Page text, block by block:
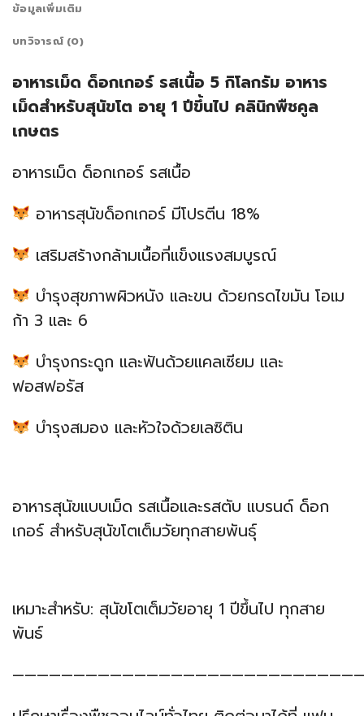
ข้อมูลเพิ่มเติม
บทวิจารณ์ (0)
อาหารเม็ด ด็อกเกอร์ รสเนื้อ 5 กิโลกรัม อาหาร
เม็ดสำหรับสุนัขโต อายุ 1 ปีขึ้นไป คลินิกพืชคูล
เกษตร
อาหารเม็ด ด็อกเกอร์ รสเนื้อ
อาหารสุนัขด็อกเกอร์ มีโปรตีน 18%
เสริมสร้างกล้ามเนื้อที่แข็งแรงสมบูรณ์
บำรุงสุขภาพผิวหนัง และขน ด้วยกรดไขมัน โอเม
ก้า 3 และ 6
บำรุงกระดูก และฟันด้วยแคลเซียม และ
ฟอสฟอรัส
บำรุงสมอง และหัวใจด้วยเลซิติน
อาหารสุนัขแบบเม็ด รสเนื้อและรสตับ แบรนด์ ด็อก
เกอร์ สำหรับสุนัขโตเต็มวัยทุกสายพันธุ์
เหมาะสำหรับ: สุนัขโตเต็มวัยอายุ 1 ปีขึ้นไป ทุกสาย
พันธ์